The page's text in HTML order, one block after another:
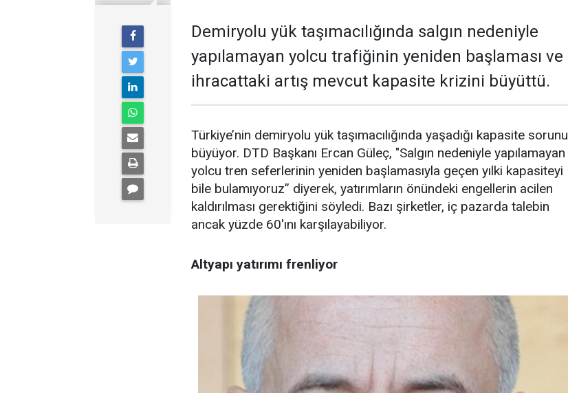
Demiryolu yük taşımacılığında salgın nedeniyle
yapılamayan yolcu trafiğinin yeniden başlaması ve
ihracattaki artış mevcut kapasite krizini büyüttü.
Türkiye’nin demiryolu yük taşımacılığında yaşadığı kapasite sorunu
büyüyor. DTD Başkanı Ercan Güleç, "Salgın nedeniyle yapılamayan
yolcu tren seferlerinin yeniden başlamasıyla geçen yılki kapasiteyi
bile bulamıyoruz” diyerek, yatırımların önündeki engellerin acilen
kaldırılması gerektiğini söyledi. Bazı şirketler, iç pazarda talebin
ancak yüzde 60'ını karşılayabiliyor.
Altyapı yatırımı frenliyor